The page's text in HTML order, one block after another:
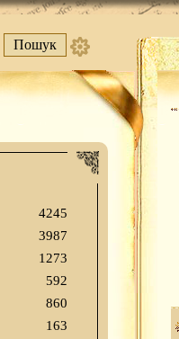
4245
3987
1273
592
860
163